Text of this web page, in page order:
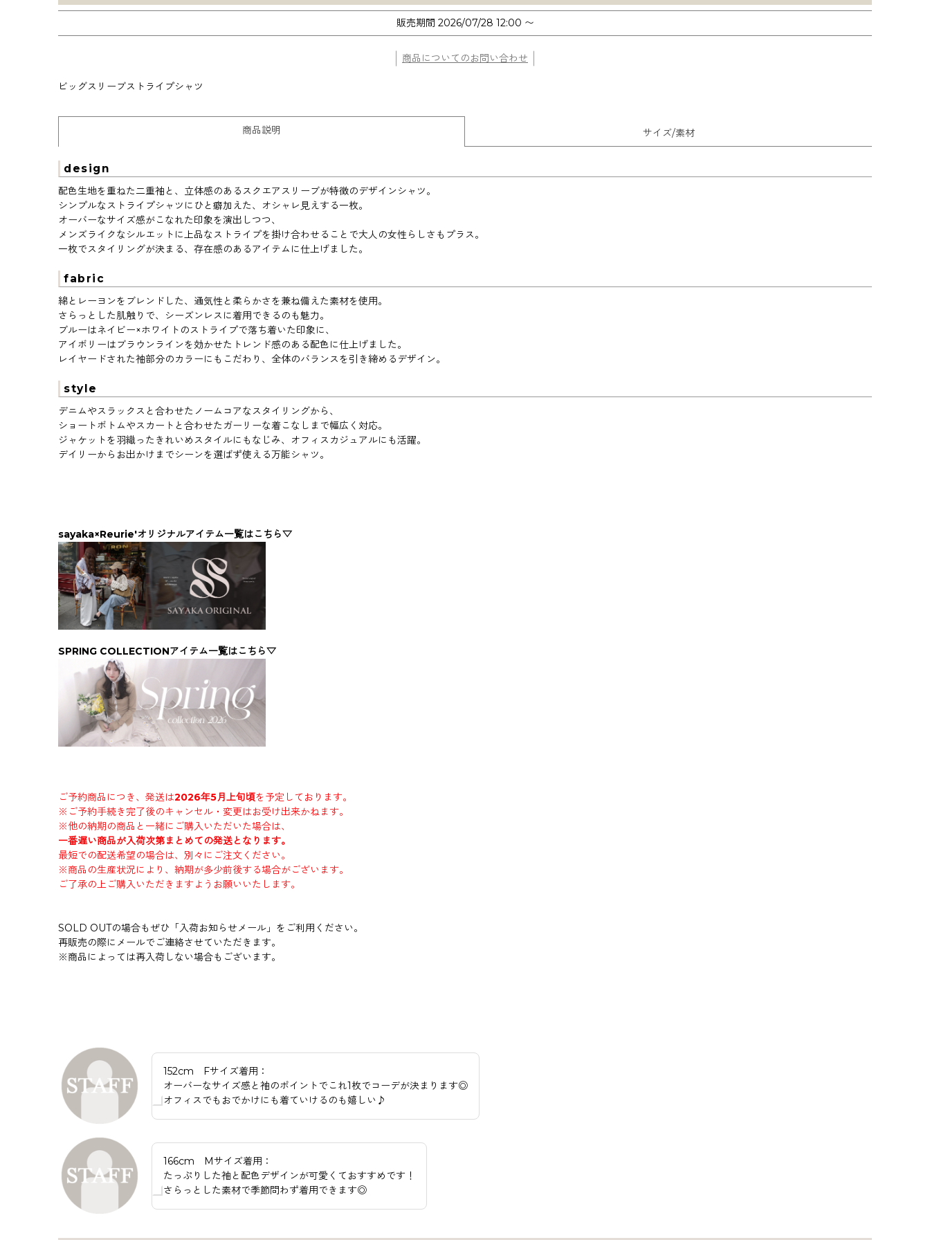
販売期間 2026/07/28 12:00 〜
商品についてのお問い合わせ
ビッグスリーブストライプシャツ
商品説明 サイズ/素材
design
配色生地を重ねた二重袖と、立体感のあるスクエアスリーブが特徴のデザインシャツ。
シンプルなストライプシャツにひと癖加えた、オシャレ見えする一枚。
オーバーなサイズ感がこなれた印象を演出しつつ、
メンズライクなシルエットに上品なストライプを掛け合わせることで大人の女性らしさもプラス。
一枚でスタイリングが決まる、存在感のあるアイテムに仕上げました。
fabric
綿とレーヨンをブレンドした、通気性と柔らかさを兼ね備えた素材を使用。
さらっとした肌触りで、シーズンレスに着用できるのも魅力。
ブルーはネイビー×ホワイトのストライプで落ち着いた印象に、
アイボリーはブラウンラインを効かせたトレンド感のある配色に仕上げました。
レイヤードされた袖部分のカラーにもこだわり、全体のバランスを引き締めるデザイン。
style
デニムやスラックスと合わせたノームコアなスタイリングから、
ショートボトムやスカートと合わせたガーリーな着こなしまで幅広く対応。
ジャケットを羽織ったきれいめスタイルにもなじみ、オフィスカジュアルにも活躍。
デイリーからお出かけまでシーンを選ばず使える万能シャツ。
sayaka×Reurie'オリジナルアイテム一覧はこちら▽
SPRING COLLECTIONアイテム一覧はこちら▽
ご予約商品につき、発送は2026年5月上旬頃を予定しております。
※ご予約手続き完了後のキャンセル・変更はお受け出来かねます。
※他の納期の商品と一緒にご購入いただいた場合は、
一番遅い商品が入荷次第まとめての発送となります。
最短での配送希望の場合は、別々にご注文ください。
※商品の生産状況により、納期が多少前後する場合がございます。
ご了承の上ご購入いただきますようお願いいたします。
SOLD OUTの場合もぜひ「入荷お知らせメール」をご利用ください。
再販売の際にメールでご連絡させていただきます。
※商品によっては再入荷しない場合もございます。
152cm Fサイズ着用：
オーバーなサイズ感と袖のポイントでこれ1枚でコーデが決まります◎
オフィスでもおでかけにも着ていけるのも嬉しい♪
166cm Mサイズ着用：
たっぷりした袖と配色デザインが可愛くておすすめです！
さらっとした素材で季節問わず着用できます◎